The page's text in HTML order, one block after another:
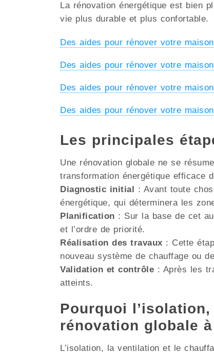
La rénovation énergétique est bien
vie plus durable et plus confortable.
Des aides pour rénover votre
Des aides pour rénover votre
Des aides pour rénover votre
Des aides pour rénover votre
Les principales
Une rénovation globale ne se
transformation énergétique efficace
Diagnostic initial
: Avant toute
énergétique, qui déterminera les
Planification : Sur la base de cet
et l’ordre de priorité.
Réalisation des travaux : Cette
nouveau système de chauffage ou
Validation et contrôle : Après les
atteints.
Pourquoi
rénovation globale à
L’isolation, la ventilation et le